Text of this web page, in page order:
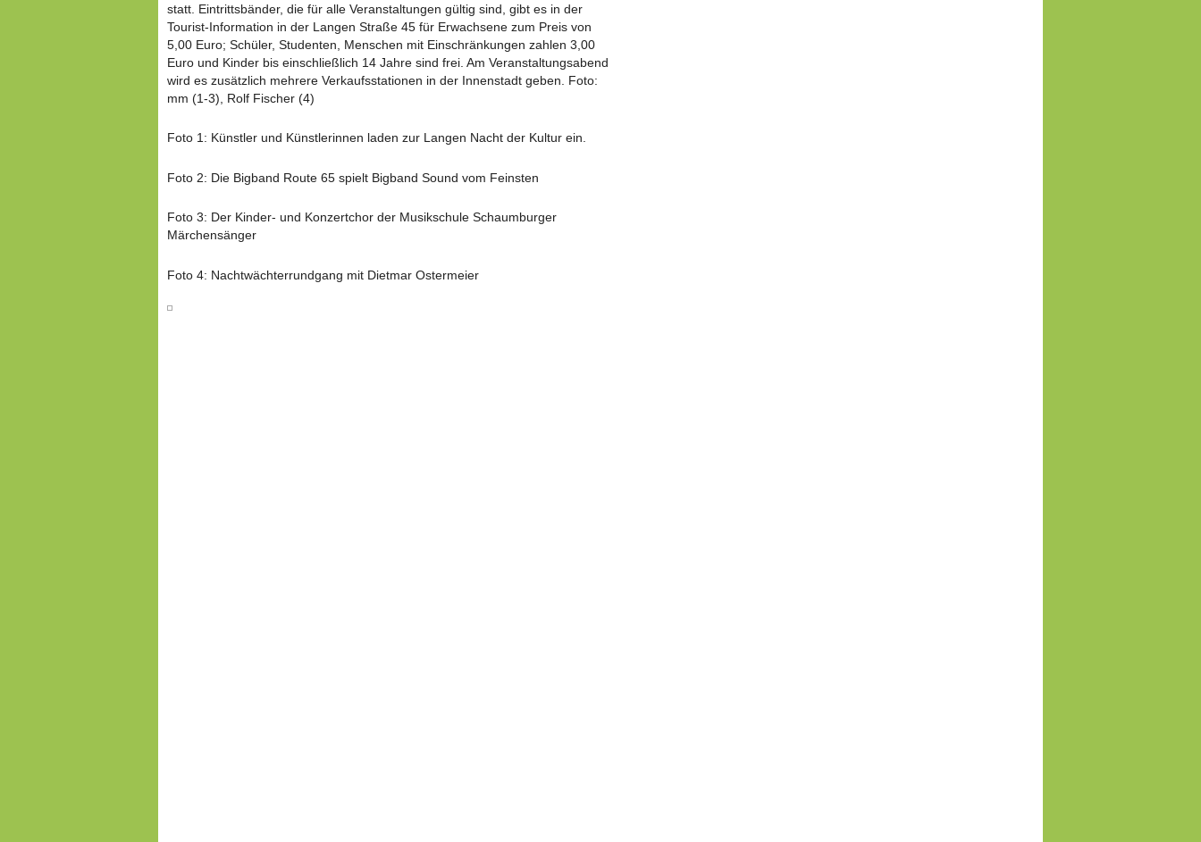
statt. Eintrittsbänder, die für alle Veranstaltungen gültig sind, gibt es in der
Tourist-Information in der Langen Straße 45 für Erwachsene zum Preis von
5,00 Euro; Schüler, Studenten, Menschen mit Einschränkungen zahlen 3,00
Euro und Kinder bis einschließlich 14 Jahre sind frei. Am Veranstaltungsabend
wird es zusätzlich mehrere Verkaufsstationen in der Innenstadt geben. Foto:
mm (1-3), Rolf Fischer (4)
Foto 1: Künstler und Künstlerinnen laden zur Langen Nacht der Kultur ein.
Foto 2: Die Bigband Route 65 spielt Bigband Sound vom Feinsten
Foto 3: Der Kinder- und Konzertchor der Musikschule Schaumburger
Märchensänger
Foto 4: Nachtwächterrundgang mit Dietmar Ostermeier